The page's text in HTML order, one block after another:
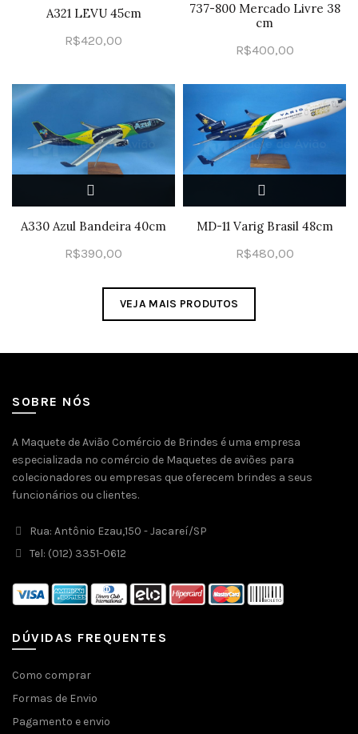
A321 LEVU 45cm
R$420,00
737-800 Mercado Livre 38
cm
R$400,00
A330 Azul Bandeira 40cm
R$390,00
MD-11 Varig Brasil 48cm
R$480,00
VEJA MAIS PRODUTOS
SOBRE NÓS
A Maquete de Avião Comércio de Brindes é uma empresa
especializada no comércio de Maquetes de aviões para
colecionadores ou empresas que oferecem brindes a seus
funcionários ou clientes.
Rua: Antônio Ezau,150 - Jacareí/SP
Tel: (012) 3351-0612
DÚVIDAS FREQUENTES
Como comprar
Formas de Envio
Pagamento e envio